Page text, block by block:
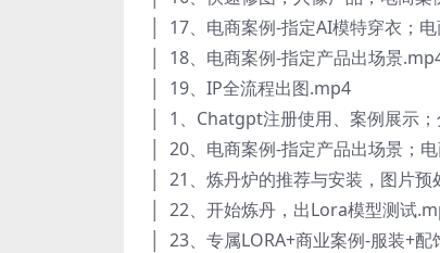
│ 17、电商案例-指定AI模特穿衣；
│ 18、电商案例-指定产品出场景
│ 19、IP全流程出图.mp4
│ 1、Chatgpt注册使用、案例展示
│ 20、电商案例-指定产品出场景；
│ 21、炼丹炉的推荐与安装，图片
│ 22、开始炼丹，出Lora模型测试
│ 23、专属LORA+商业案例-服装+